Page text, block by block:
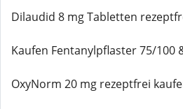
Dilaudid 8 mg Tabletten
Kaufen Fentanylpflaster 75/100
OxyNorm 20 mg rezeptfrei